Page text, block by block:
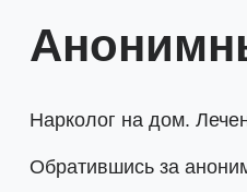
Нарколог на дом.
Обратившись за